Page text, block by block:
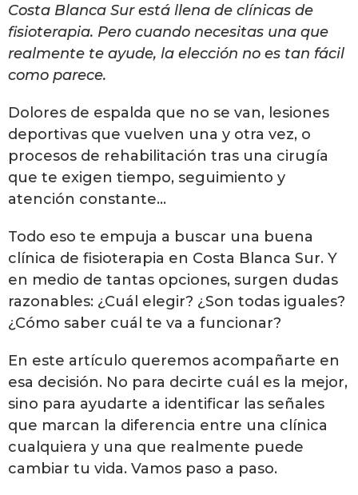
Costa Blanca Sur está llena de clínicas de
fisioterapia. Pero cuando necesitas una que
realmente te ayude, la elección no es tan fácil
como parece.
Dolores de espalda que no se van, lesiones
deportivas que vuelven una y otra vez, o
procesos de rehabilitación tras una cirugía
que te exigen tiempo, seguimiento y
atención constante…
Todo eso te empuja a buscar una buena
clínica de fisioterapia en Costa Blanca Sur. Y
en medio de tantas opciones, surgen dudas
razonables: ¿Cuál elegir? ¿Son todas iguales?
¿Cómo saber cuál te va a funcionar?
En este artículo queremos acompañarte en
esa decisión. No para decirte cuál es la mejor,
sino para ayudarte a identificar las señales
que marcan la diferencia entre una clínica
cualquiera y una que realmente puede
cambiar tu vida. Vamos paso a paso.